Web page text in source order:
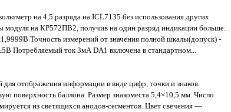
на 4,5 разряда на ICL7135 без использования других
модуля на КР572ПВ2, получив на один разряд индикации больше.
Точность измерений от значения полной шкалы(допуск) -
Потребляемый ток 3мА DA1 включена в стандартном...
отображения информации в виде цифр, точки и знаков.
поверхность баллона. Размер знакоместа 5,4×10,5 мм. Число
из светящихся анодов-сегментов. Цвет свечения —